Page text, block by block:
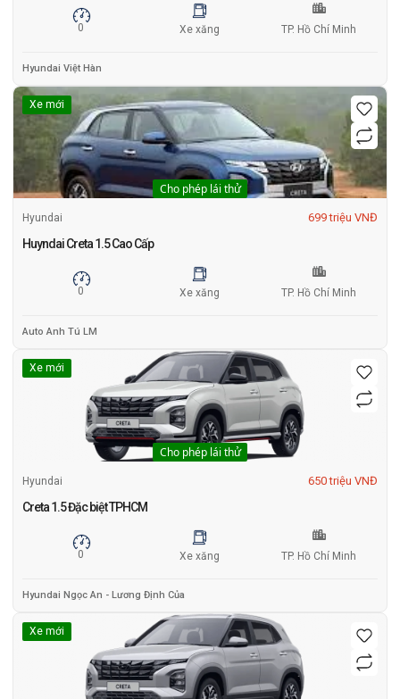
0 Xe xăng TP. Hồ Chí Minh
Hyundai Việt Hàn
Xe mới
Cho phép lái thử
Hyundai 699 triệu VNĐ
Huyndai Creta 1.5 Cao Cấp
0 Xe xăng TP. Hồ Chí Minh
Auto Anh Tú LM
Xe mới
Cho phép lái thử
Hyundai 650 triệu VNĐ
Creta 1.5 Đặc biệt TPHCM
0 Xe xăng TP. Hồ Chí Minh
Hyundai Ngọc An - Lương Định Của
Xe mới